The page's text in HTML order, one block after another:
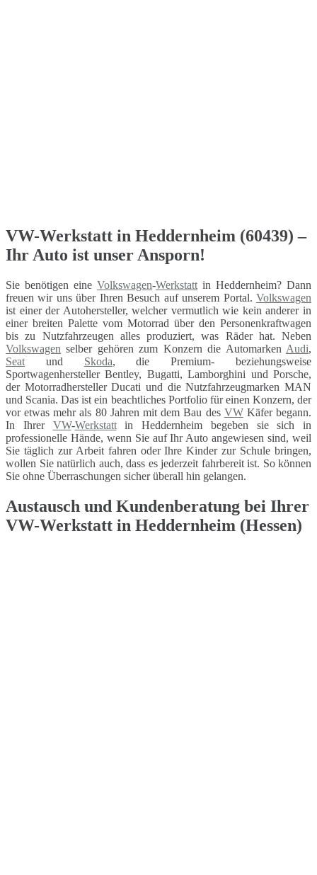
VW-Werkstatt in Heddernheim (60439) –
Ihr Auto ist unser Ansporn!
Sie benötigen eine Volkswagen-Werkstatt in Heddernheim? Dann
freuen wir uns über Ihren Besuch auf unserem Portal. Volkswagen
ist einer der Autohersteller, welcher vermutlich wie kein anderer in
einer breiten Palette vom Motorrad über den Personenkraftwagen
bis zu Nutzfahrzeugen alles produziert, was Räder hat. Neben
Volkswagen selber gehören zum Konzern die Automarken Audi,
Seat und Skoda, die Premium- beziehungsweise
Sportwagenhersteller Bentley, Bugatti, Lamborghini und Porsche,
der Motorradhersteller Ducati und die Nutzfahrzeugmarken MAN
und Scania. Das ist ein beachtliches Portfolio für einen Konzern, der
vor etwas mehr als 80 Jahren mit dem Bau des VWKäfer begann.
In Ihrer VW-Werkstattin Heddernheim begeben sie sich in
professionelle Hände, wenn Sie auf Ihr Auto angewiesen sind, weil
Sie täglich zur Arbeit fahren oder Ihre Kinder zur Schule bringen,
wollen Sie natürlich auch, dass es jederzeit fahrbereit ist. So können
Sie ohne Überraschungen sicher überall hin gelangen.
Austausch und Kundenberatung bei Ihrer
VW-Werkstatt in Heddernheim (Hessen)